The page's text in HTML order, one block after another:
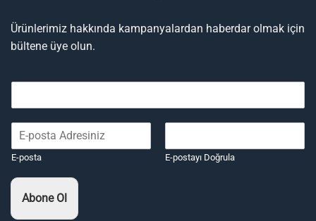
Ürünlerimiz hakkında kampanyalardan haberdar olmak için
bültene üye olun.
E-posta E-postayı Doğrula
Abone Ol